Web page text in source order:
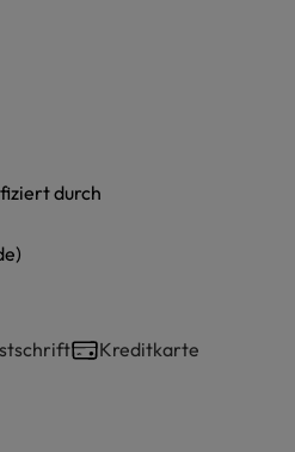
durch
Kreditkarte